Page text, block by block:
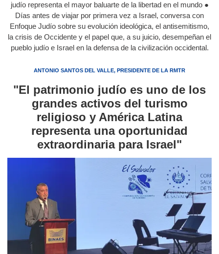
judío representa el mayor baluarte de la libertad en el mundo ●
Días antes de viajar por primera vez a Israel, conversa con
Enfoque Judío sobre su evolución ideológica, el antisemitismo,
la crisis de Occidente y el papel que, a su juicio, desempeñan el
pueblo judío e Israel en la defensa de la civilización occidental.
ANTONIO SANTOS DEL VALLE, PRESIDENTE DE LA RMTR
"El patrimonio judío es uno de los
grandes activos del turismo
religioso y América Latina
representa una oportunidad
extraordinaria para Israel"